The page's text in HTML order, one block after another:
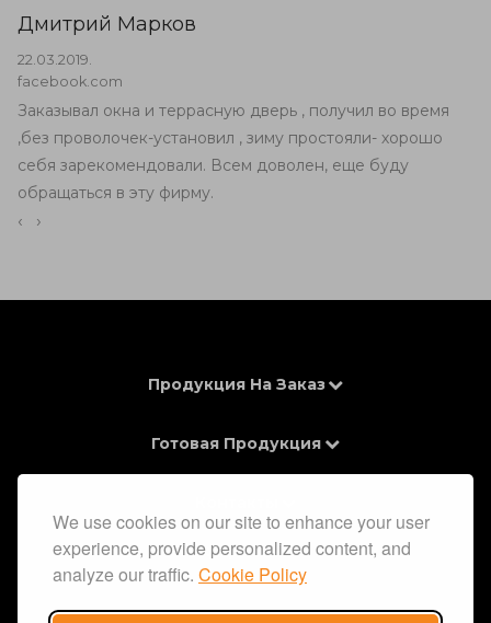
We use cookies on our site to enhance your user
experience, provide personalized content, and
analyze our traffic. Cookie Policy
Дмитрий Марков
22.03.2019.
facebook.com
Заказывал окна и террасную дверь , получил во время
,без проволочек-установил , зиму простояли- хорошо
себя зарекомендовали. Всем доволен, еще буду
обращаться в эту фирму.
‹ ›
Продукция На Заказ
Готовая Продукция
Информация